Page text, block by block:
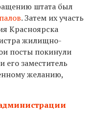
штата был
. Затем их участь
Красноярска
жилищно-
посты покинули
и его заместитель
желанию,